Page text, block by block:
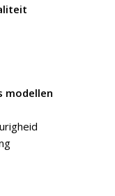
modellen